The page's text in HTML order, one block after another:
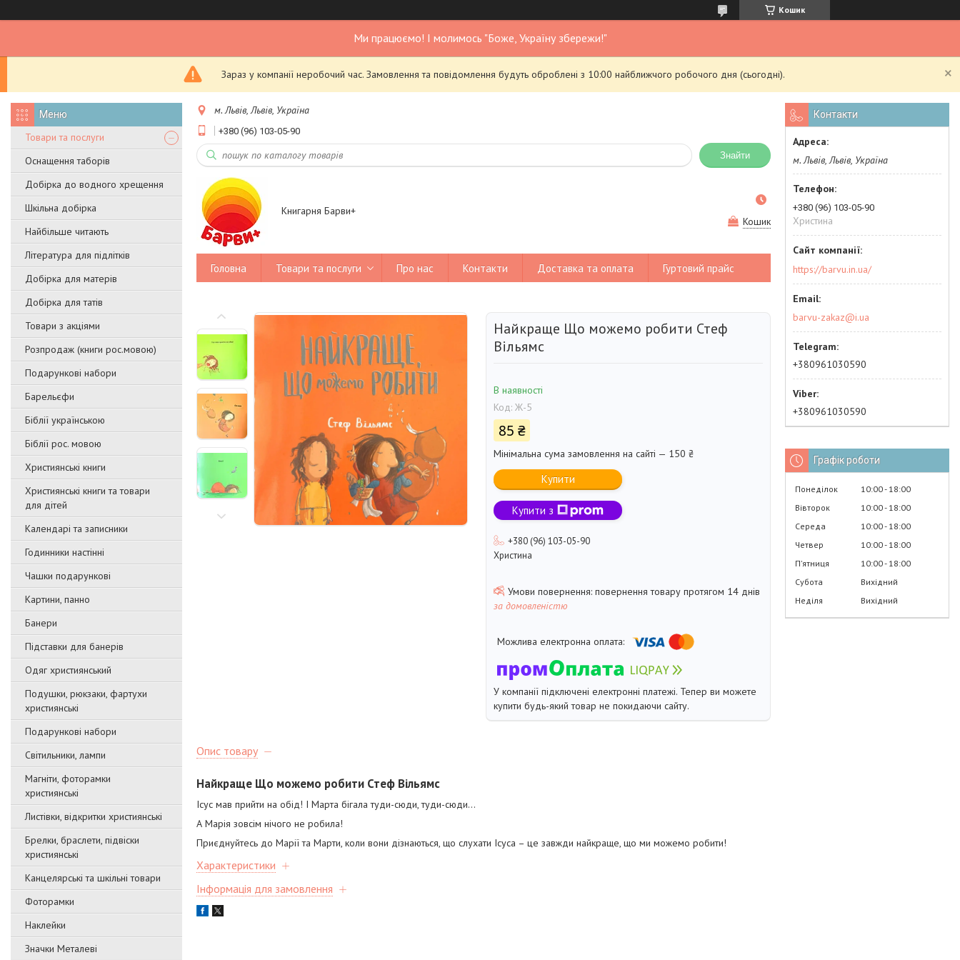
Кошик
Ми працюємо! І молимось "Боже, Україну збережи!"
Зараз у компанії неробочий час. Замовлення та повідомлення будуть оброблені з 10:00 найближчого робочого дня (сьогодні).
Товари та послуги
Оснащення таборів
Добірка до водного хрещення
Шкільна добірка
Найбільше читають
Література для підлітків
Добірка для матерів
Добірка для татів
Товари з акціями
Розпродаж (книги рос.мовою)
Подарункові набори
Барельєфи
Біблії українською
Біблії рос. мовою
Християнські книги
Християнські книги та товари
для дітей
Календарі та записники
Годинники настінні
Чашки подарункові
Картини, панно
Банери
Підставки для банерів
Одяг християнський
Подушки, рюкзаки, фартухи
християнські
Подарункові набори
Світильники, лампи
Магніти, фоторамки
християнські
Листівки, відкритки християнські
Брелки, браслети, підвіски
християнські
Канцелярські та шкільні товари
Фоторамки
Наклейки
Значки Металеві
м. Львів, Львів, Україна
+380 (96) 103-05-90
Знайти
Книгарня Барви+
Кошик
Головна Товари та послуги Про нас Контакти Доставка та оплата Гуртовий прайс
Найкраще Що можемо робити Стеф
Вільямс
В наявності
Код: Ж-5
85 ₴
Мінімальна сума замовлення на сайті — 150 ₴
Купити
Купити з
+380 (96) 103-05-90
Христина
повернення товару протягом 14 днів
за домовленістю
У компанії підключені електронні платежі. Тепер ви можете
купити будь-який товар не покидаючи сайту.
Опис товару
Найкраще Що можемо робити Стеф Вільямс
Ісус мав прийти на обід! І Марта бігала туди-сюди, туди-сюди...
А Марія зовсім нічого не робила!
Приєднуйтесь до Марії та Марти, коли вони дізнаються, що слухати Ісуса – це завжди найкраще, що ми можемо робити!
Характеристики
Інформація для замовлення
Контакти
м. Львів, Львів, Україна
+380 (96) 103-05-90
Христина
https://barvu.in.ua/
barvu-zakaz@i.ua
+380961030590
+380961030590
Графік роботи
Понеділок 10:00 18:00
Вівторок
10:00 18:00
Середа
10:00 18:00
Четвер
10:00 18:00
Пʼятниця
10:00 18:00
Субота
Вихідний
Неділя
Вихідний